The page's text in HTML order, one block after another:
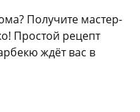
Получите мастер-
Простой рецепт
ждёт вас в